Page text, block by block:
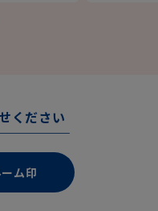
ください
ム印